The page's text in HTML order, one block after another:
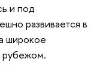
и под
развивается в
широкое
рубежом.